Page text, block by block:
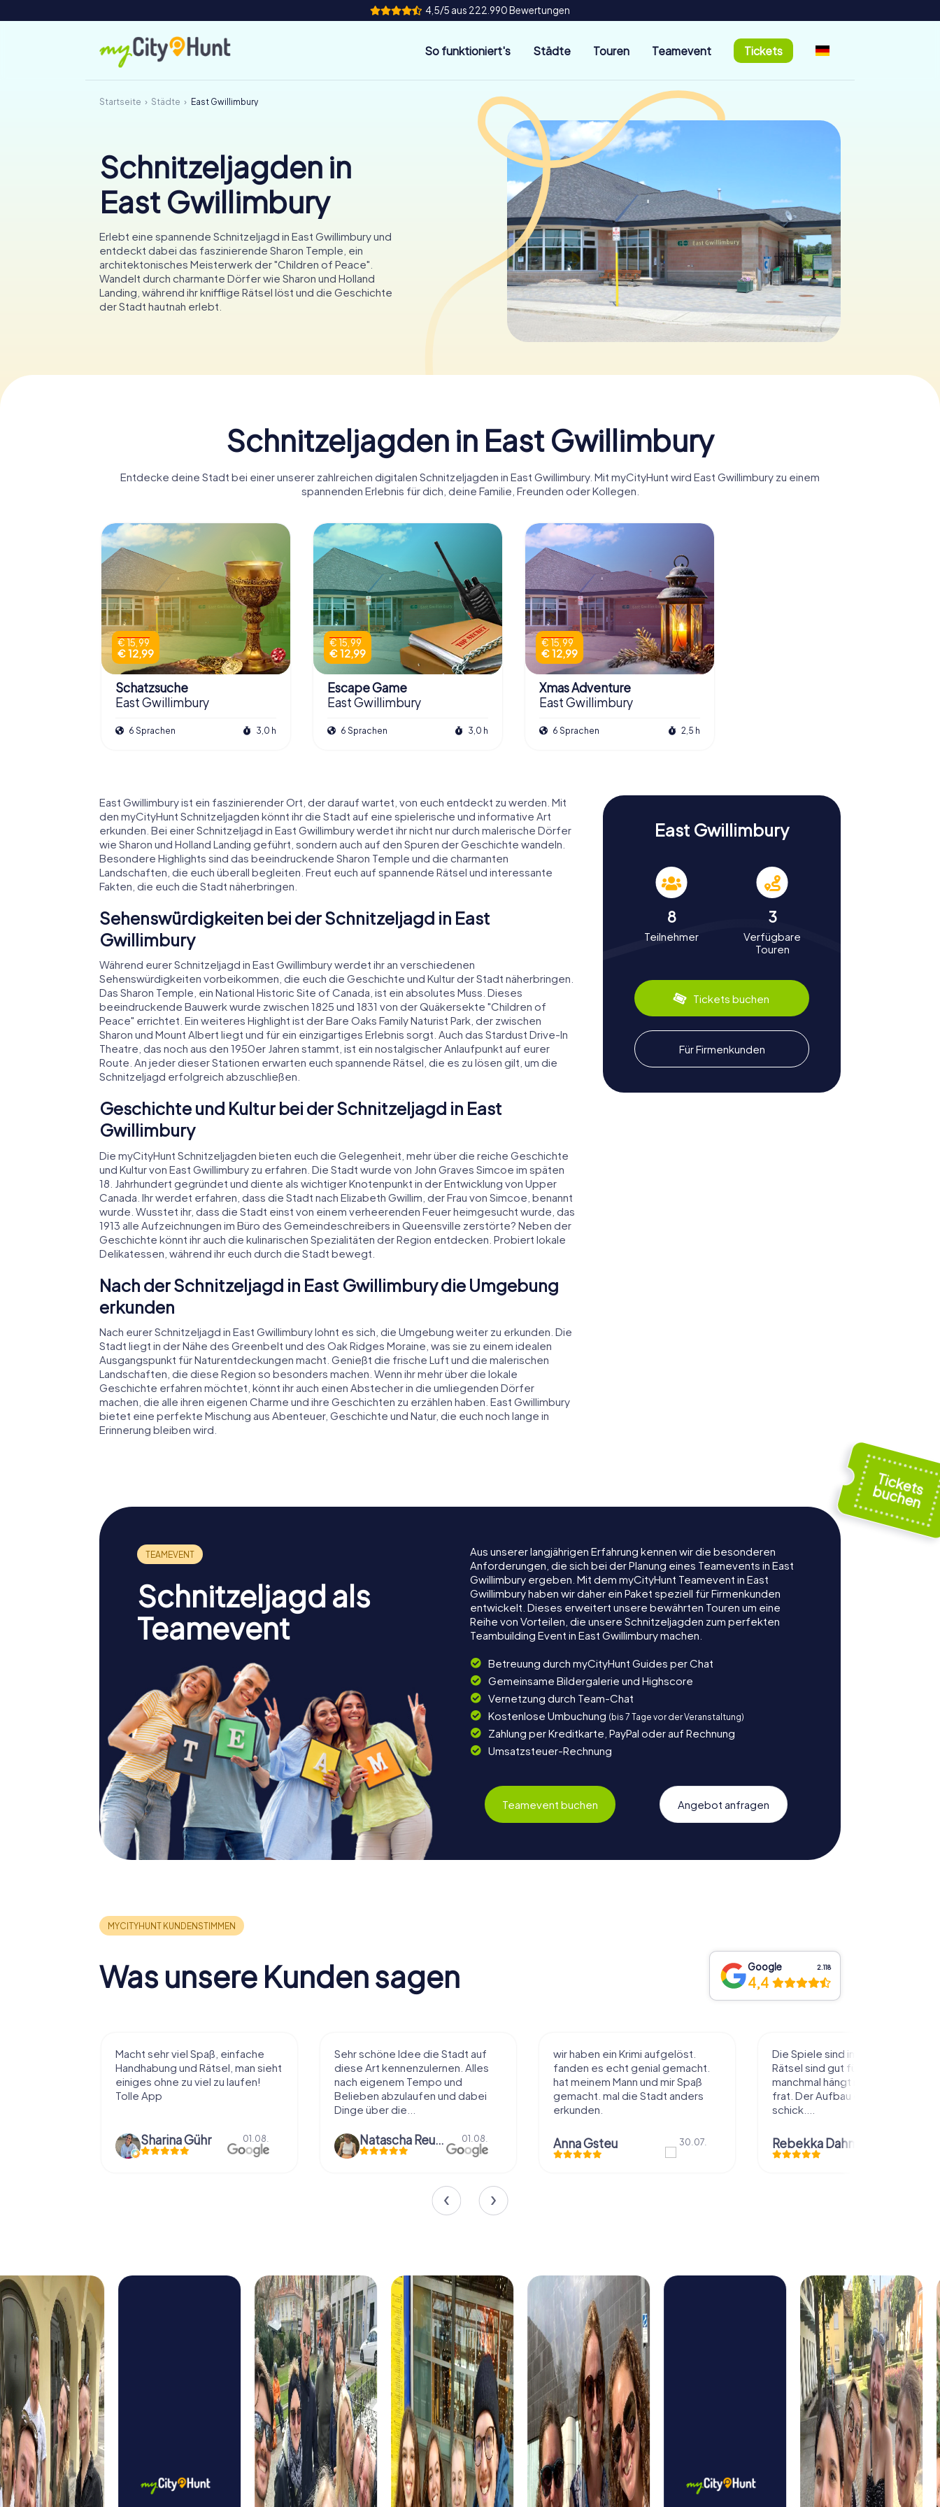
4,5/5 aus 222.990 Bewertungen
So funktioniert's Städte Touren Teamevent Tickets
Startseite Städte East Gwillimbury
Schnitzeljagden in
East Gwillimbury
Erlebt eine spannende Schnitzeljagd in East Gwillimbury und
entdeckt dabei das faszinierende Sharon Temple, ein
architektonisches Meisterwerk der "Children of Peace".
Wandelt durch charmante Dörfer wie Sharon und Holland
Landing, während ihr knifflige Rätsel löst und die Geschichte
der Stadt hautnah erlebt.
Schnitzeljagden in East Gwillimbury
Entdecke deine Stadt bei einer unserer zahlreichen digitalen Schnitzeljagden in East Gwillimbury. Mit myCityHunt wird East Gwillimbury zu einem
spannenden Erlebnis für dich, deine Familie, Freunden oder Kollegen.
€ 15,99
€ 12,99
Schatzsuche
East Gwillimbury
6 Sprachen 3,0 h
€ 15,99
€ 12,99
Escape Game
East Gwillimbury
6 Sprachen 3,0 h
€ 15,99
€ 12,99
Xmas Adventure
East Gwillimbury
6 Sprachen 2,5 h
East Gwillimbury ist ein faszinierender Ort, der darauf wartet, von euch entdeckt zu werden. Mit
den myCityHunt Schnitzeljagden könnt ihr die Stadt auf eine spielerische und informative Art
erkunden. Bei einer Schnitzeljagd in East Gwillimbury werdet ihr nicht nur durch malerische Dörfer
wie Sharon und Holland Landing geführt, sondern auch auf den Spuren der Geschichte wandeln.
Besondere Highlights sind das beeindruckende Sharon Temple und die charmanten
Landschaften, die euch überall begleiten. Freut euch auf spannende Rätsel und interessante
Fakten, die euch die Stadt näherbringen.
Sehenswürdigkeiten bei der Schnitzeljagd in East
Gwillimbury
Während eurer Schnitzeljagd in East Gwillimbury werdet ihr an verschiedenen
Sehenswürdigkeiten vorbeikommen, die euch die Geschichte und Kultur der Stadt näherbringen.
Das Sharon Temple, ein National Historic Site of Canada, ist ein absolutes Muss. Dieses
beeindruckende Bauwerk wurde zwischen 1825 und 1831 von der Quäkersekte "Children of
Peace" errichtet. Ein weiteres Highlight ist der Bare Oaks Family Naturist Park, der zwischen
Sharon und Mount Albert liegt und für ein einzigartiges Erlebnis sorgt. Auch das Stardust Drive-In
Theatre, das noch aus den 1950er Jahren stammt, ist ein nostalgischer Anlaufpunkt auf eurer
Route. An jeder dieser Stationen erwarten euch spannende Rätsel, die es zu lösen gilt, um die
Schnitzeljagd erfolgreich abzuschließen.
Geschichte und Kultur bei der Schnitzeljagd in East
Gwillimbury
Die myCityHunt Schnitzeljagden bieten euch die Gelegenheit, mehr über die reiche Geschichte
und Kultur von East Gwillimbury zu erfahren. Die Stadt wurde von John Graves Simcoe im späten
18. Jahrhundert gegründet und diente als wichtiger Knotenpunkt in der Entwicklung von Upper
Canada. Ihr werdet erfahren, dass die Stadt nach Elizabeth Gwillim, der Frau von Simcoe, benannt
wurde. Wusstet ihr, dass die Stadt einst von einem verheerenden Feuer heimgesucht wurde, das
1913 alle Aufzeichnungen im Büro des Gemeindeschreibers in Queensville zerstörte? Neben der
Geschichte könnt ihr auch die kulinarischen Spezialitäten der Region entdecken. Probiert lokale
Delikatessen, während ihr euch durch die Stadt bewegt.
Nach der Schnitzeljagd in East Gwillimbury die Umgebung
erkunden
Nach eurer Schnitzeljagd in East Gwillimbury lohnt es sich, die Umgebung weiter zu erkunden. Die
Stadt liegt in der Nähe des Greenbelt und des Oak Ridges Moraine, was sie zu einem idealen
Ausgangspunkt für Naturentdeckungen macht. Genießt die frische Luft und die malerischen
Landschaften, die diese Region so besonders machen. Wenn ihr mehr über die lokale
Geschichte erfahren möchtet, könnt ihr auch einen Abstecher in die umliegenden Dörfer
machen, die alle ihren eigenen Charme und ihre Geschichten zu erzählen haben. East Gwillimbury
bietet eine perfekte Mischung aus Abenteuer, Geschichte und Natur, die euch noch lange in
Erinnerung bleiben wird.
East Gwillimbury
8
Teilnehmer
3
Verfügbare
Touren
Tickets buchen
Für Firmenkunden
Schnitzeljagd als
Teamevent
Aus unserer langjährigen Erfahrung kennen wir die besonderen
Anforderungen, die sich bei der Planung eines Teamevents in East
Gwillimbury ergeben. Mit dem myCityHunt Teamevent in East
Gwillimbury haben wir daher ein Paket speziell für Firmenkunden
entwickelt. Dieses erweitert unsere bewährten Touren um eine
Reihe von Vorteilen, die unsere Schnitzeljagden zum perfekten
Teambuilding Event in East Gwillimbury machen.
Betreuung durch myCityHunt Guides per Chat
Gemeinsame Bildergalerie und Highscore
Vernetzung durch Team-Chat
Kostenlose Umbuchung (bis 7 Tage vor der Veranstaltung)
Zahlung per Kreditkarte, PayPal oder auf Rechnung
Umsatzsteuer-Rechnung
Teamevent buchen Angebot anfragen
Was unsere Kunden sagen Google 2.118
4,4
Sehr schöne Idee die Stadt auf
diese Art kennenzulernen. Alles
nach eigenem Tempo und
Belieben abzulaufen und dabei
01.08.
wir haben ein Krimi aufgelöst.
fanden es echt genial gemacht.
hat meinem Mann und mir Spaß
gemacht. mal die Stadt anders
erkunden.
Anna Gsteu 30.07.
Die Spiele sind immer super.
Rätsel sind gut für gedacht,
manchmal hängt man lange dran
frat. Der Aufbau der App ist sehr
schick....
Rebekka Dahmen 26.07.
Haben es als Betriebsausflug
durchgeführt und es hat uns allen
sehr viel Spaß gemacht. Wir waren
insgesamt fünf Teams